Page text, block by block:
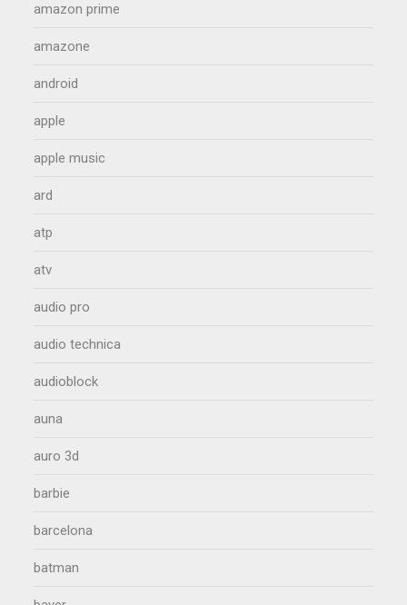
amazon prime
amazone
android
apple
apple music
ard
atp
atv
audio pro
audio technica
audioblock
auna
auro 3d
barbie
barcelona
batman